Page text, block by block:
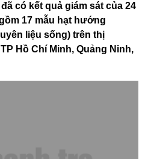
có kết quả giám sát của 24
17 mẫu hạt hướng
liệu sống) trên thị
Hồ Chí Minh, Quảng Ninh,